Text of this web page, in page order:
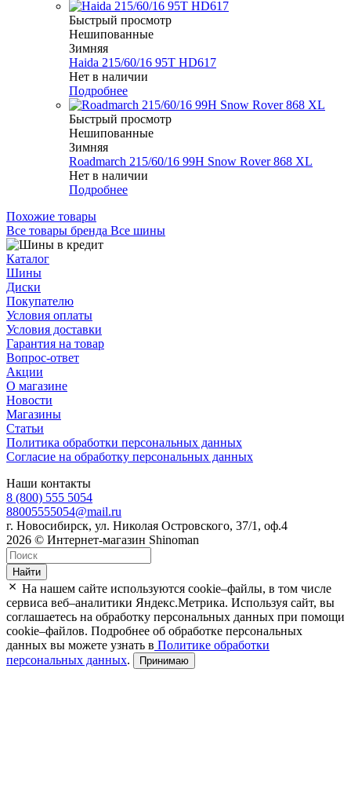
Быстрый просмотр
Нешипованные
Зимняя
Haida 215/60/16 95T HD617
Нет в наличии
Подробнее
Быстрый просмотр
Нешипованные
Зимняя
Roadmarch 215/60/16 99H Snow Rover 868 XL
Нет в наличии
Подробнее
Похожие товары
Все товары бренда Все шины
Каталог
Шины
Диски
Покупателю
Условия оплаты
Условия доставки
Гарантия на товар
Вопрос-ответ
Акции
О магазине
Новости
Магазины
Статьи
Политика обработки персональных данных
Согласие на обработку персональных данных
Наши контакты
8 (800) 555 5054
88005555054@mail.ru
г. Новосибирск, ул. Николая Островского, 37/1, оф.4
2026 © Интернет-магазин Shinoman
Найти
На нашем сайте используются cookie–файлы, в том числе
сервиса веб–аналитики Яндекс.Метрика. Используя сайт, вы
соглашаетесь на обработку персональных данных при помощи
cookie–файлов. Подробнее об обработке персональных
данных вы можете узнать в Политике обработки
персональных данных. Принимаю